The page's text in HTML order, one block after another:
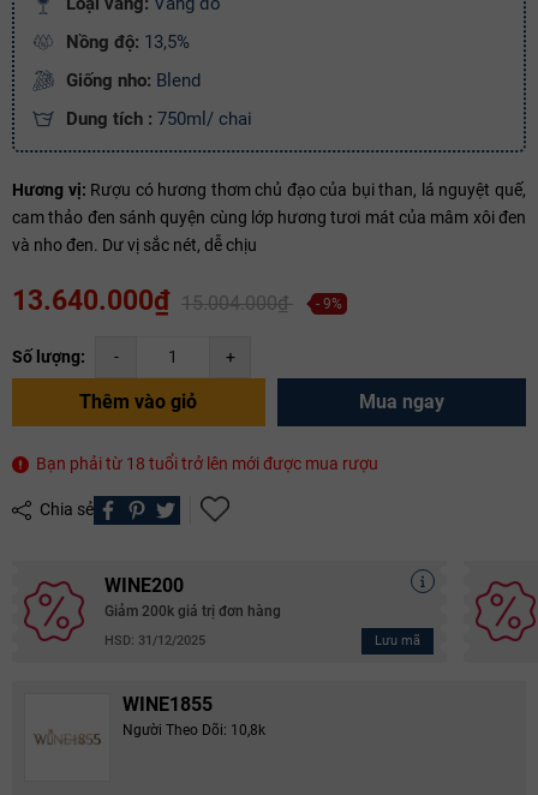
Nồng độ: 13,5%
Giống nho: Blend
Dung tích : 750ml/ chai
Hương vị: Rượu có hương thơm chủ đạo của bụi than, lá nguyệt quế,
cam thảo đen sánh quyện cùng lớp hương tươi mát của mâm xôi đen
và nho đen. Dư vị sắc nét, dễ chịu
13.640.000₫ 15.004.000₫ - 9%
Số lượng: - +
Thêm vào giỏ Mua ngay
Bạn phải từ 18 tuổi trở lên mới được mua rượu
Chia sẻ
WINE200
Giảm 200k giá trị đơn hàng
HSD: 31/12/2025 Lưu mã
WINE1855
Người Theo Dõi: 10,8k